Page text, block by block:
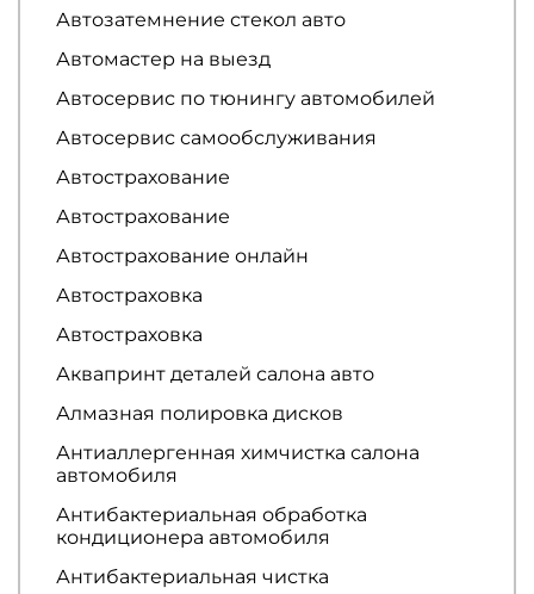
Автозатемнение стекол авто
Автомастер на выезд
Автосервис по тюнингу автомобилей
Автосервис самообслуживания
Автострахование
Автострахование
Автострахование онлайн
Автостраховка
Автостраховка
Аквапринт деталей салона авто
Алмазная полировка дисков
Антиаллергенная химчистка салона
автомобиля
Антибактериальная обработка
кондиционера автомобиля
Антибактериальная чистка